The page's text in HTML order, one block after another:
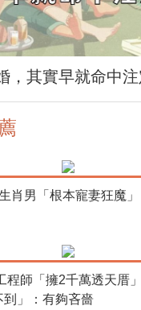
，其實早就命中注
肖男「根本寵妻狂魔
程師「擁2千萬透天厝
」：有夠吝嗇